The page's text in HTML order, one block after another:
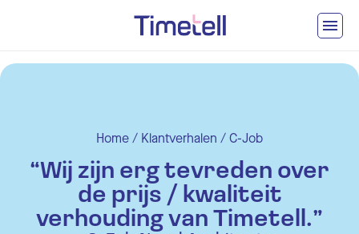
Home/ Klantverhalen /C-Job
“Wij zijn erg tevreden over
de prijs / kwaliteit
verhouding van Timetell.”